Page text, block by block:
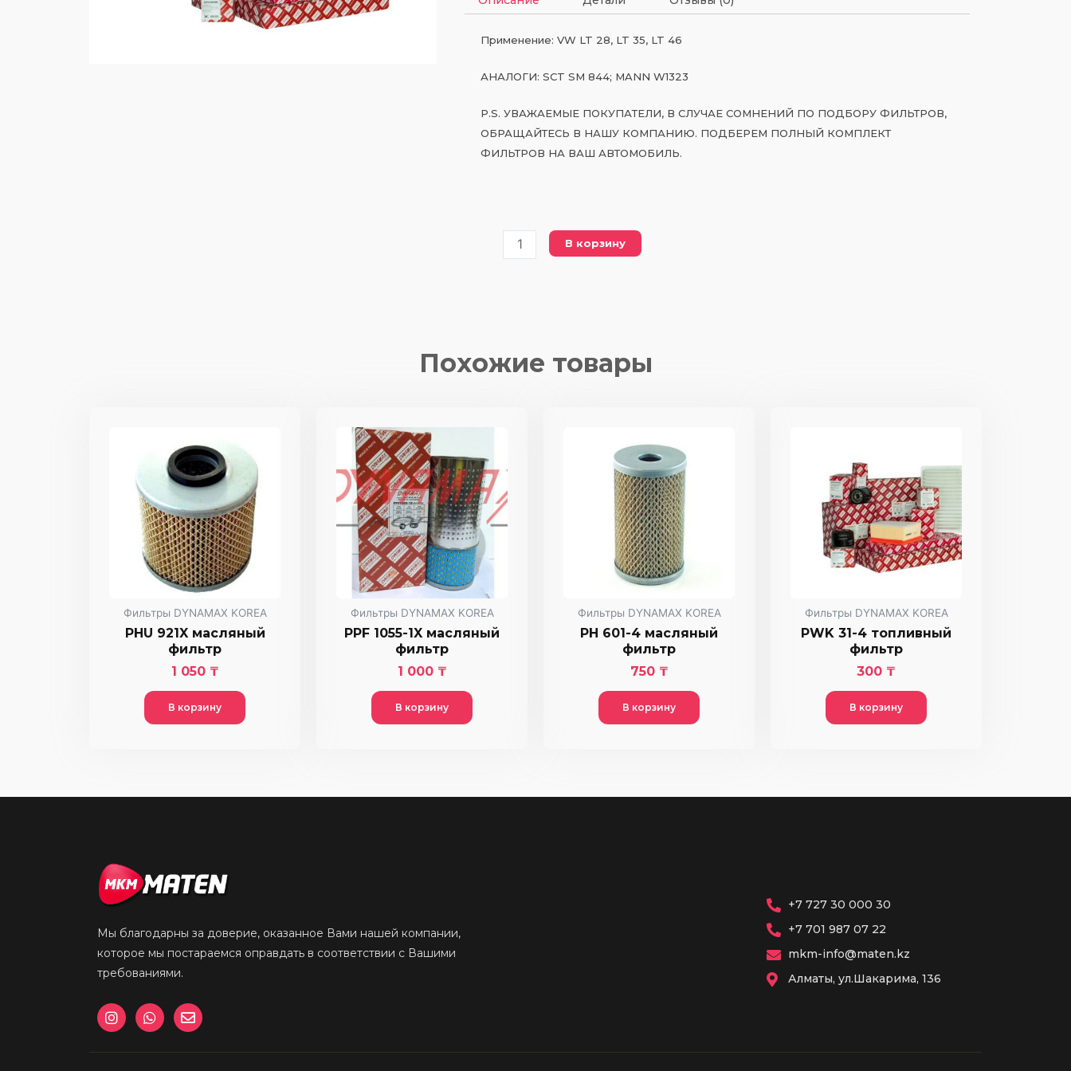
Применение: VW LT 28, LT 35, LT 46
АНАЛОГИ: SCT SM 844; MANN W1323
P.S. УВАЖАЕМЫЕ ПОКУПАТЕЛИ, В СЛУЧАЕ СОМНЕНИЙ ПО ПОДБОРУ ФИЛЬТРОВ,
ОБРАЩАЙТЕСЬ В НАШУ КОМПАНИЮ. ПОДБЕРЕМ ПОЛНЫЙ КОМПЛЕКТ
ФИЛЬТРОВ НА ВАШ АВТОМОБИЛЬ.
Количество
товара
В корзину
Похожие товары
Фильтры DYNAMAX KOREA
PHU 921X масляный
фильтр
1 050 ₸
В корзину
Фильтры DYNAMAX KOREA
PPF 1055-1X масляный
фильтр
1 000 ₸
В корзину
Фильтры DYNAMAX KOREA
PH 601-4 масляный
фильтр
750 ₸
В корзину
Фильтры DYNAMAX KOREA
PWK 31-4 топливный
фильтр
300 ₸
В корзину
Мы благодарны за доверие, оказанное Вами нашей компании,
которое мы постараемся оправдать в соответствии с Вашими
требованиями.
I
n
s
t
W
h
a
t
E
n
v
e
+7 727 30 000 30
+7 701 987 07 22
mkm-info@maten.kz
Алматы, ул.Шакарима, 136